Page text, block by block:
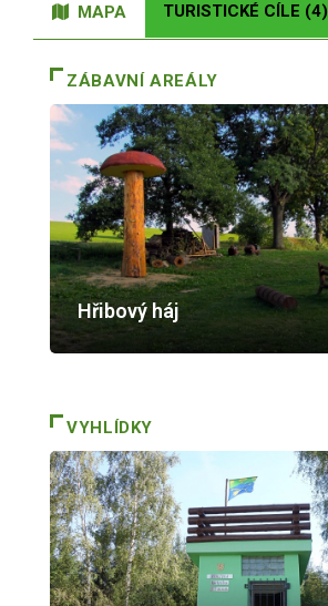
MAPA TURISTICKÉ CÍLE (4)
ZÁBAVNÍ AREÁLY
Hřibový háj
VYHLÍDKY